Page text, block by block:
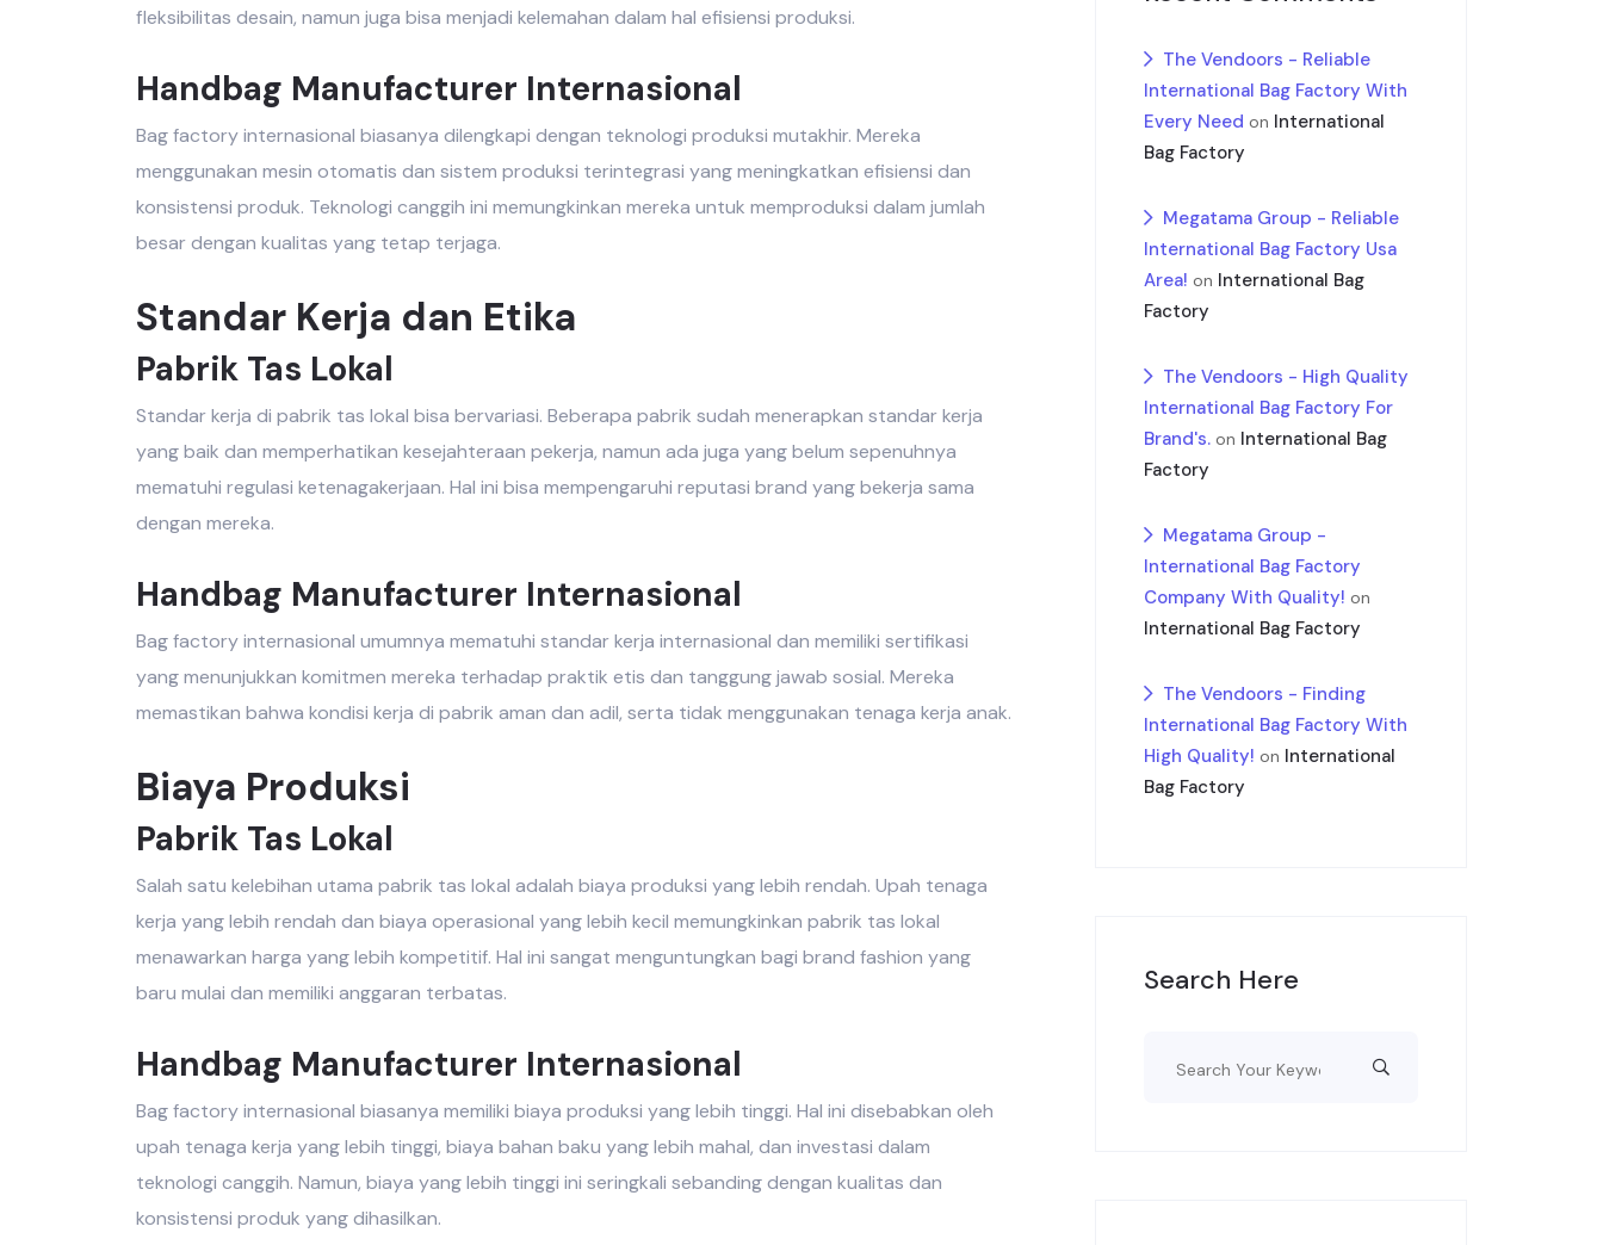
fleksibilitas desain, namun juga bisa menjadi kelemahan dalam hal efisiensi produksi.
Handbag Manufacturer Internasional
Bag factory internasional biasanya dilengkapi dengan teknologi produksi mutakhir. Mereka
menggunakan mesin otomatis dan sistem produksi terintegrasi yang meningkatkan efisiensi dan
konsistensi produk. Teknologi canggih ini memungkinkan mereka untuk memproduksi dalam jumlah
besar dengan kualitas yang tetap terjaga.
Standar Kerja dan Etika
Pabrik Tas Lokal
Standar kerja di pabrik tas lokal bisa bervariasi. Beberapa pabrik sudah menerapkan standar kerja
yang baik dan memperhatikan kesejahteraan pekerja, namun ada juga yang belum sepenuhnya
mematuhi regulasi ketenagakerjaan. Hal ini bisa mempengaruhi reputasi brand yang bekerja sama
dengan mereka.
Handbag Manufacturer Internasional
Bag factory internasional umumnya mematuhi standar kerja internasional dan memiliki sertifikasi
yang menunjukkan komitmen mereka terhadap praktik etis dan tanggung jawab sosial. Mereka
memastikan bahwa kondisi kerja di pabrik aman dan adil, serta tidak menggunakan tenaga kerja anak.
Biaya Produksi
Pabrik Tas Lokal
Salah satu kelebihan utama pabrik tas lokal adalah biaya produksi yang lebih rendah. Upah tenaga
kerja yang lebih rendah dan biaya operasional yang lebih kecil memungkinkan pabrik tas lokal
menawarkan harga yang lebih kompetitif. Hal ini sangat menguntungkan bagi brand fashion yang
baru mulai dan memiliki anggaran terbatas.
Handbag Manufacturer Internasional
Bag factory internasional biasanya memiliki biaya produksi yang lebih tinggi. Hal ini disebabkan oleh
upah tenaga kerja yang lebih tinggi, biaya bahan baku yang lebih mahal, dan investasi dalam
teknologi canggih. Namun, biaya yang lebih tinggi ini seringkali sebanding dengan kualitas dan
konsistensi produk yang dihasilkan.
The Vendoors - Reliable
International Bag Factory With
Every Need on International
Bag Factory
Megatama Group - Reliable
International Bag Factory Usa
Area! on International Bag
Factory
The Vendoors - High Quality
International Bag Factory For
Brand's. on International Bag
Factory
Megatama Group -
International Bag Factory
Company With Quality! on
International Bag Factory
The Vendoors - Finding
International Bag Factory With
High Quality! on International
Bag Factory
Search Here